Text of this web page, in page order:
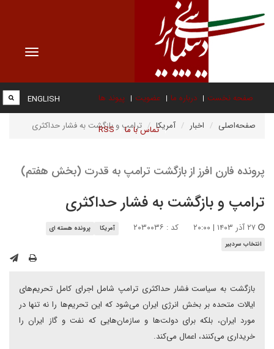
Toggle
صفحه نخست درباره ما عضویت پیوند ها
تماس با ما RSS
ENGLISH
صفحه‌اصلی اخبار آمریکا ترامپ و بازگشت به فشار حداکثری
پرونده فارن افرز از بازگشت ترامپ به قدرت (بخش هفتم)
ترامپ و بازگشت به فشار حداکثری
کد : ۲۰۳۰۰۳۶ آمریکا
پرونده هسته ای
انتخاب سردبیر
بازگشت به سیاست فشار حداکثری ترامپ شامل اجرای کامل تحریم‌های
ایالات متحده بر بخش انرژی ایران می‌شود که این تحریم‌ها را نه تنها در
مورد ایران، بلکه برای دولت‌ها و سازمان‌هایی که نفت و گاز ایران را
خریداری می‌کنند، اعمال می‌کند.